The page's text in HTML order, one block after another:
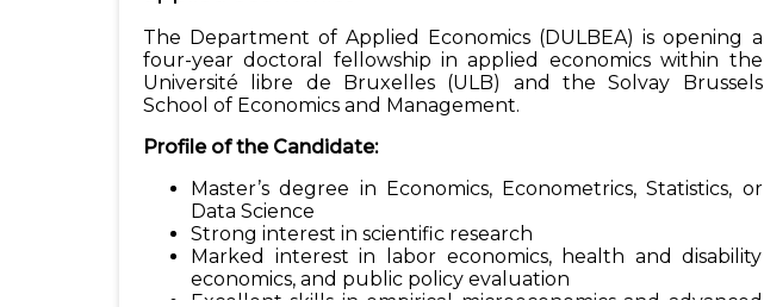
The Department of Applied Economics (DULBEA) is opening a
four-year doctoral fellowship in applied economics within the
Université libre de Bruxelles (ULB) and the Solvay Brussels
School of Economics and Management.
Profile of the Candidate:
Master’s degree in Economics, Econometrics, Statistics, or
Data Science
Strong interest in scientific research
Marked interest in labor economics, health and disability
economics, and public policy evaluation
Excellent skills in empirical microeconomics and advanced